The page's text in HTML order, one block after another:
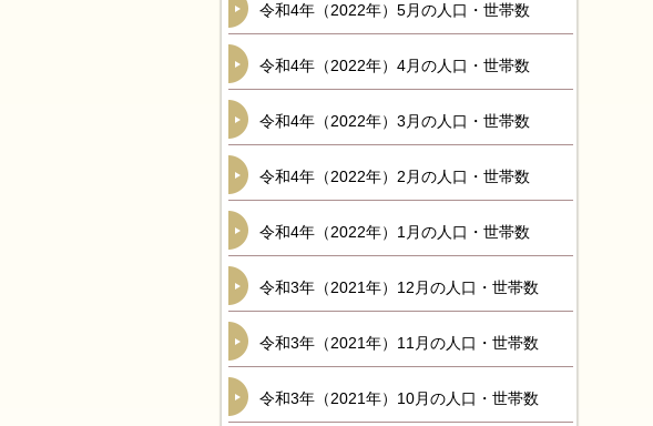
令和4年（2022年）5月の人口・世帯数
令和4年（2022年）4月の人口・世帯数
令和4年（2022年）3月の人口・世帯数
令和4年（2022年）2月の人口・世帯数
令和4年（2022年）1月の人口・世帯数
令和3年（2021年）12月の人口・世帯数
令和3年（2021年）11月の人口・世帯数
令和3年（2021年）10月の人口・世帯数